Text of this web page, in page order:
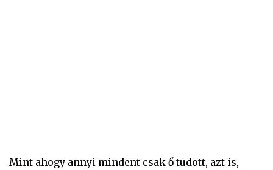
Mint ahogy annyi mindent csak ő tudott, azt is,